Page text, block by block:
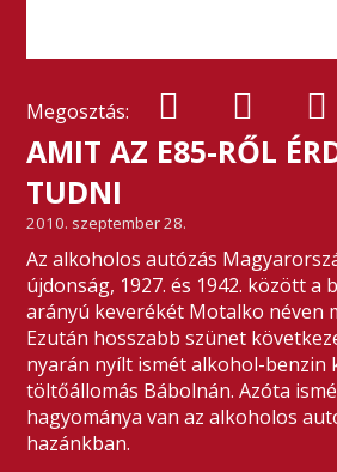
Megosztás:
AMIT AZ E85-RŐL
TUDNI
2010. szeptember 28.
Az alkoholos autózás
újdonság, 1927. és 1942. között a
arányú keverékét Motalko néven
Ezután hosszabb szünet
nyarán nyílt ismét alkohol-benzin
töltőállomás Bábolnán. Azóta
hagyománya van az alkoholos
hazánkban.